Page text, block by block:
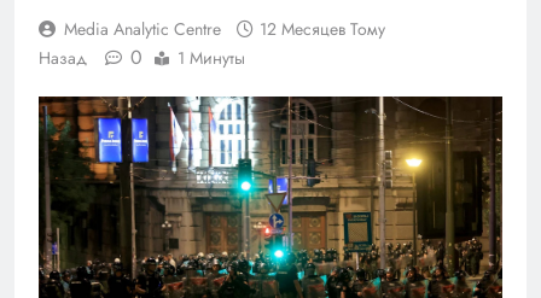
Media Analytic Centre
12 Месяцев Тому
Назад
0 1 Минуты